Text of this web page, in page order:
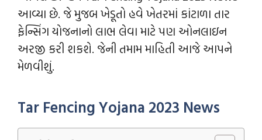
આવ્યા છે. જે મુજબ ખેડૂતો હવે ખેતરમાં કાંટાળા તાર
ફેન્સિંગ યોજનાનો લાભ લેવા માટે પણ ઓનલાઇન
અરજી કરી શકશે. જેની તમામ માહિતી આજે આપને
મેળવીશું.
Tar Fencing Yojana 2023 News